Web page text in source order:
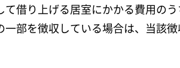
借り上げる居室にかかる費用の
部を徴収している場合は、当該